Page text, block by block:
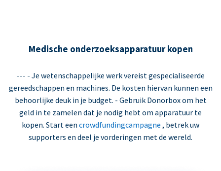
Medische onderzoeksapparatuur kopen
--- - Je wetenschappelijke werk vereist gespecialiseerde
gereedschappen en machines. De kosten hiervan kunnen een
behoorlijke deuk in je budget. - Gebruik Donorbox om het
geld in te zamelen dat je nodig hebt om apparatuur te
kopen. Start een crowdfundingcampagne , betrek uw
supporters en deel je vorderingen met de wereld.